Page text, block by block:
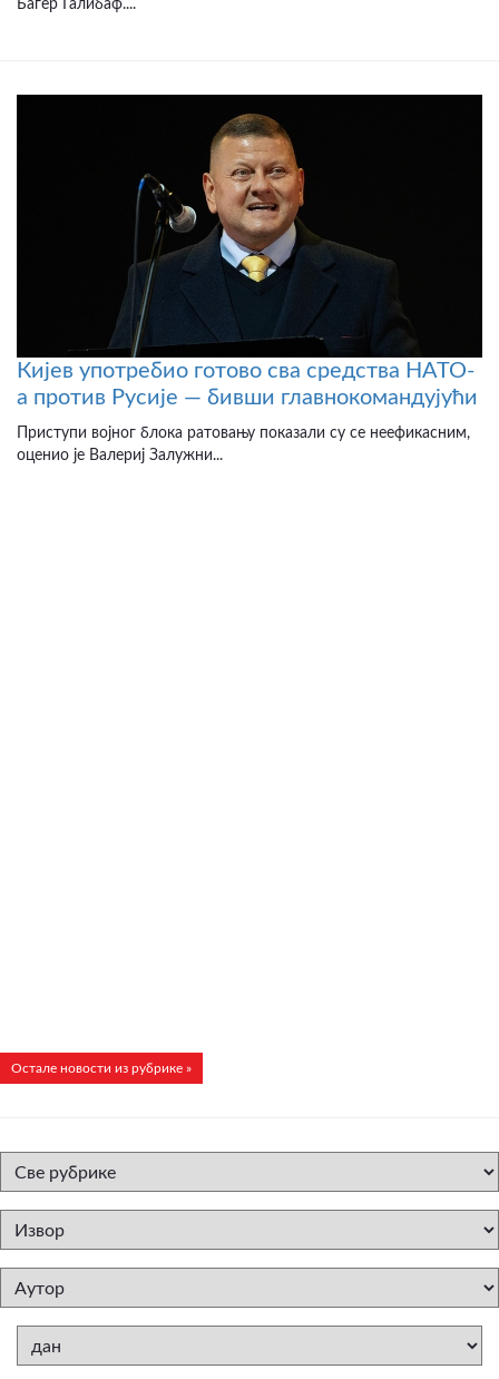
Багер Галибаф....
Кијев употребио готово сва средства НАТО-
а против Русије — бивши главнокомандујући
Приступи војног блока ратовању показали су се неефикасним,
оценио је Валериј Залужни...
Остале новости из рубрике »